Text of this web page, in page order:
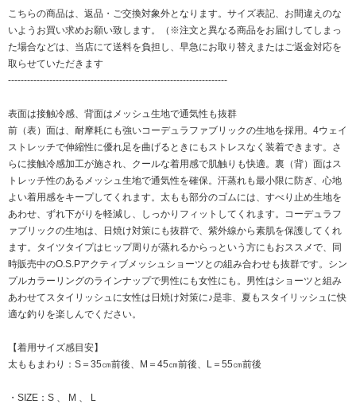
こちらの商品は、返品・ご交換対象外となります。サイズ表記、お間違えのな
いようお買い求めお願い致します。（※注文と異なる商品をお届けしてしまっ
た場合などは、当店にて送料を負担し、早急にお取り替えまたはご返金対応を
取らせていただきます
---------------------------------------------------------------------
表面は接触冷感、背面はメッシュ生地で通気性も抜群
前（表）面は、耐摩耗にも強いコーデュラファブリックの生地を採用。4ウェイ
ストレッチで伸縮性に優れ足を曲げるときにもストレスなく装着できます。さ
らに接触冷感加工が施され、クールな着用感で肌触りも快適。裏（背）面はス
トレッチ性のあるメッシュ生地で通気性を確保。汗蒸れも最小限に防ぎ、心地
よい着用感をキープしてくれます。太もも部分のゴムには、すべり止め生地を
あわせ、ずれ下がりを軽減し、しっかりフィットしてくれます。コーデュラフ
ァブリックの生地は、日焼け対策にも抜群で、紫外線から素肌を保護してくれ
ます。タイツタイプはヒップ周りが蒸れるからっという方にもおススメで、同
時販売中のO.S.Pアクティブメッシュショーツとの組み合わせも抜群です。シン
プルカラーリングのラインナップで男性にも女性にも。男性はショーツと組み
あわせてスタイリッシュに女性は日焼け対策に♪是非、夏もスタイリッシュに快
適な釣りを楽しんでください。
【着用サイズ感目安】
太ももまわり：S＝35㎝前後、M＝45㎝前後、L＝55㎝前後
・SIZE：S 、 M 、 L